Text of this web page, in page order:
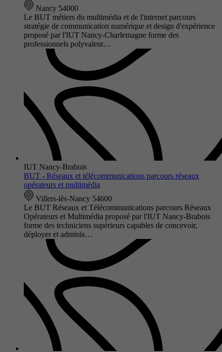
Nancy 54000
Le BUT métiers du multimédia et de l'internet parcours
stratégie de communication numérique et design d'expérience
proposé par l'IUT Nancy-Charlemagne forme des
professionnels polyvalent…
IUT Nancy-Brabois
BUT - Réseaux et télécommunications parcours réseaux
opérateurs et multimédia
Villers-lès-Nancy 54600
Le BUT Réseaux et Télécommunications parcours Réseaux
Opérateurs et Multimédia proposé par l'IUT Nancy-Brabois
forme des techniciens supérieurs capables de concevoir,
déployer et adminis…